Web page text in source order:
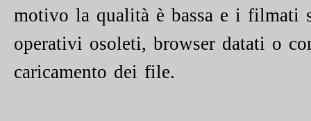
motivo la qualità è bassa e i filmati
operativi osoleti, browser datati o
caricamento dei file.